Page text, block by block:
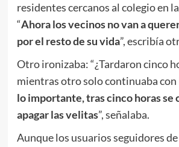
residentes cercanos al colegio en
“Ahora los vecinos no van a
por el resto de su vida”, escribía
Otro ironizaba: “¿Tardaron cinco
mientras otro solo continuaba con
lo importante, tras cinco horas se
apagar las velitas”, señalaba.
Aunque los usuarios seguidores